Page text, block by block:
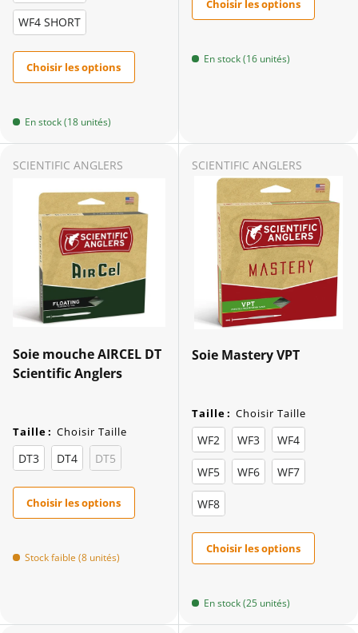
WF4 SHORT
Choisir les options
En stock (18 unités)
Choisir les options
En stock (16 unités)
SCIENTIFIC ANGLERS
Soie mouche AIRCEL DT
Scientific Anglers
Taille: Choisir Taille
DT3 DT4 DT5
Choisir les options
Stock faible (8 unités)
SCIENTIFIC ANGLERS
Soie Mastery VPT
Taille: Choisir Taille
WF2 WF3 WF4
WF5 WF6 WF7
WF8
Choisir les options
En stock (25 unités)